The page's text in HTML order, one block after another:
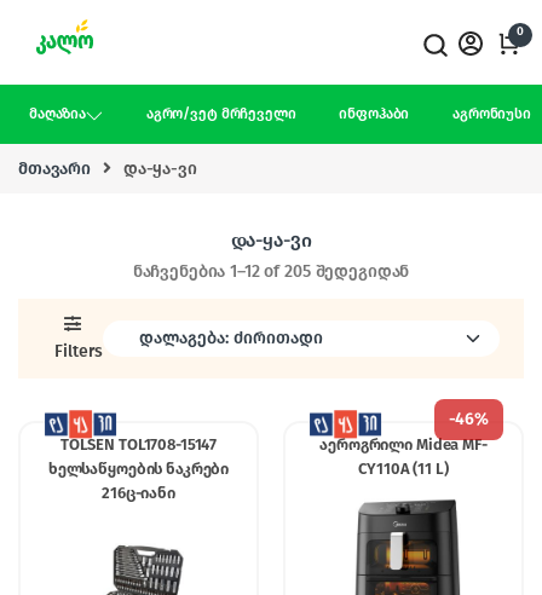
0
მაღაზია აგრო/ვეტ მრჩეველი ინფოჰაბი აგრონიუსი
მთავარი და-ყა-ვი
და-ყა-ვი
ნაჩვენებია 1–12 of 205 შედეგიდან
Filters
TOLSEN TOL1708-15147
ხელსაწყოების ნაკრები
216ც-იანი
-46%
აეროგრილი Midea MF-
CY110A (11 L)